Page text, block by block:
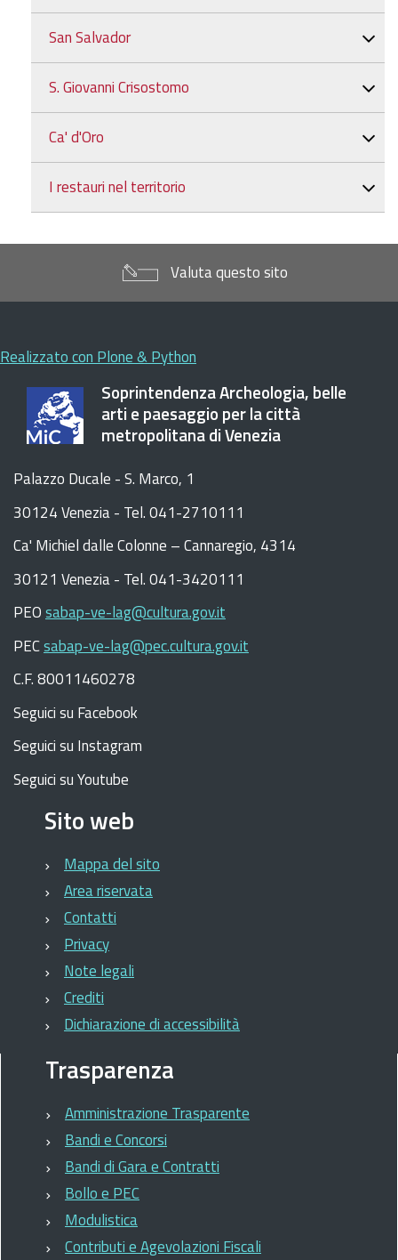
San Salvador
S. Giovanni Crisostomo
Ca' d'Oro
I restauri nel territorio
Valuta questo sito
Realizzato con Plone & Python
Soprintendenza Archeologia, belle
arti e paesaggio per la città
metropolitana di Venezia
Palazzo Ducale - S. Marco, 1
30124 Venezia - Tel. 041-2710111
Ca' Michiel dalle Colonne – Cannaregio, 4314
30121 Venezia - Tel. 041-3420111
PEOsabap-ve-lag@cultura.gov.it
PECsabap-ve-lag@pec.cultura.gov.it
C.F. 80011460278
Seguici su Facebook
Seguici su Instagram
Seguici su Youtube
Sito web
Mappa del sito
Area riservata
Contatti
Privacy
Note legali
Crediti
Dichiarazione di accessibilità
Trasparenza
Amministrazione Trasparente
Bandi e Concorsi
Bandi di Gara e Contratti
Bollo e PEC
Modulistica
Contributi e Agevolazioni Fiscali